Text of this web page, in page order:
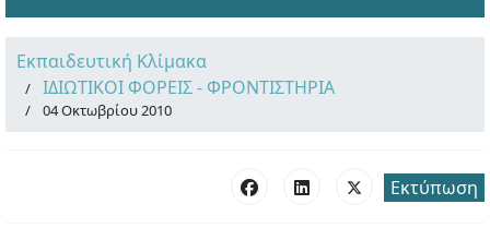
Εκπαιδευτική Κλίμακα
ΙΔΙΩΤΙΚΟΙ ΦΟΡΕΙΣ - ΦΡΟΝΤΙΣΤΗΡΙΑ
04 Οκτωβρίου 2010
Εκτύπωση